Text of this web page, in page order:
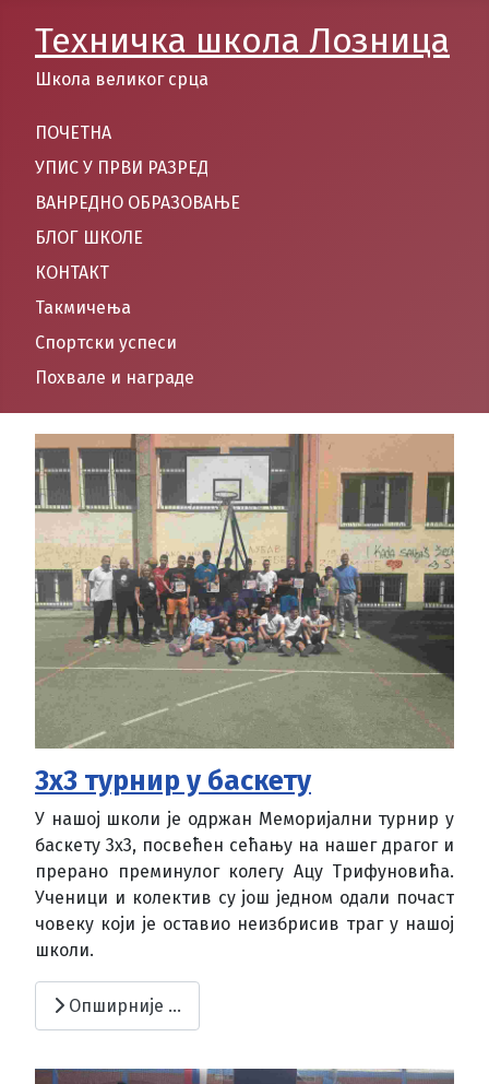
Техничка школа Лозница
Школа великог срца
ПОЧЕТНА
УПИС У ПРВИ РАЗРЕД
ВАНРЕДНО ОБРАЗОВАЊЕ
БЛОГ ШКОЛЕ
КОНТАКТ
Такмичења
Спортски успеси
Похвале и награде
3x3 турнир у баскету
У нашој школи је одржан Меморијални турнир у
баскету 3х3, посвећен сећању на нашег драгог и
прерано преминулог колегу Ацу Трифуновића.
Ученици и колектив су још једном одали почаст
човеку који је оставио неизбрисив траг у нашој
школи.
Опширније …